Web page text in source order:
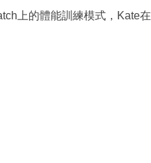
上的體能訓練模式，Kate